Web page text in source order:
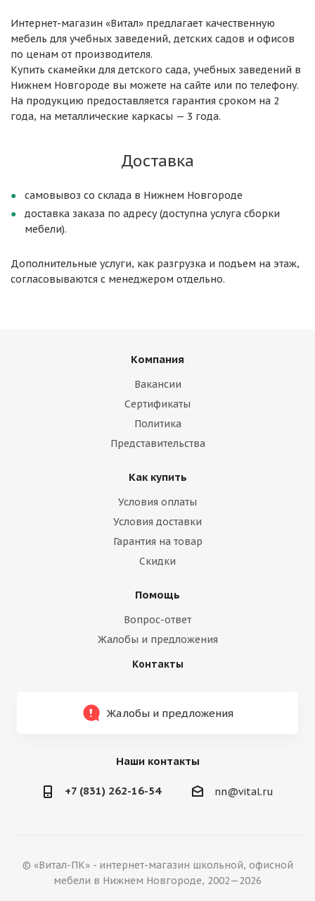
Интернет-магазин «Витал» предлагает качественную
мебель для учебных заведений, детских садов и офисов
по ценам от производителя.
Купить скамейки для детского сада, учебных заведений в
Нижнем Новгороде вы можете на сайте или по телефону.
На продукцию предоставляется гарантия сроком на 2
года, на металлические каркасы — 3 года.
Доставка
самовывоз со склада в Нижнем Новгороде
доставка заказа по адресу (доступна услуга сборки
мебели).
Дополнительные услуги, как разгрузка и подъем на этаж,
согласовываются с менеджером отдельно.
Компания
Вакансии
Сертификаты
Политика
Представительства
Как купить
Условия оплаты
Условия доставки
Гарантия на товар
Скидки
Помощь
Вопрос-ответ
Жалобы и предложения
Контакты
Жалобы и предложения
Наши контакты
+7 (831) 262-16-54 nn@vital.ru
© «Витал-ПК» - интернет-магазин школьной, офисной
мебели в Нижнем Новгороде, 2002—2026